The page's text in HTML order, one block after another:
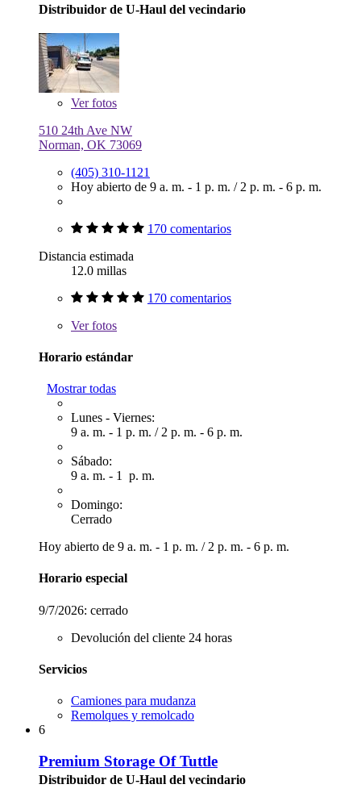
Distribuidor de U-Haul del vecindario
Verfotos
510 24th Ave NW
Norman, OK 73069
(405) 310-1121
Hoy abierto de 9 a. m. - 1 p. m. / 2 p. m. - 6 p. m.
170 comentarios
Distancia estimada
12.0 millas
170 comentarios
Verfotos
Horario estándar
Mostrar todas
Lunes - Viernes:
9 a. m. - 1 p. m. / 2 p. m. - 6 p. m.
Sábado:
9 a. m. - 1 p. m.
Domingo:
Cerrado
Hoy abierto de 9 a. m. - 1 p. m. / 2 p. m. - 6 p. m.
Horario especial
9/7/2026: cerrado
Devolución del cliente 24 horas
Servicios
Camiones para mudanza
Remolques y remolcado
6
Premium Storage Of Tuttle
Distribuidor de U-Haul del vecindario